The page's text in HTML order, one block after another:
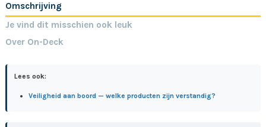
Omschrijving
Je vind dit misschien ook leuk
Over On-Deck
Lees ook:
Veiligheid aan boord — welke producten zijn verstandig?